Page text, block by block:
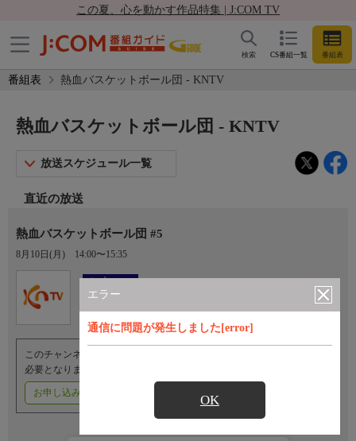
この夏、心を動かす作品特集 | J:COM TV
CS番組一覧 番組表
検索
番組表 熱血バスケットボール団 - KNTV
エラー
通信に問題が発生しました[error]
OK
熱血バスケットボール団 - KNTV
放送スケジュール一覧
直近の放送
熱血バスケットボール団 #5
8月10日(月) 14:00〜15:35
オプション
Ch.761
KNTV
このチャンネルのご視聴には、オプションチャンネル(有料)のご契約が
必要となります。
お申し込みはこちら